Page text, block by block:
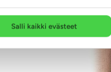
Salli kaikki evästeet